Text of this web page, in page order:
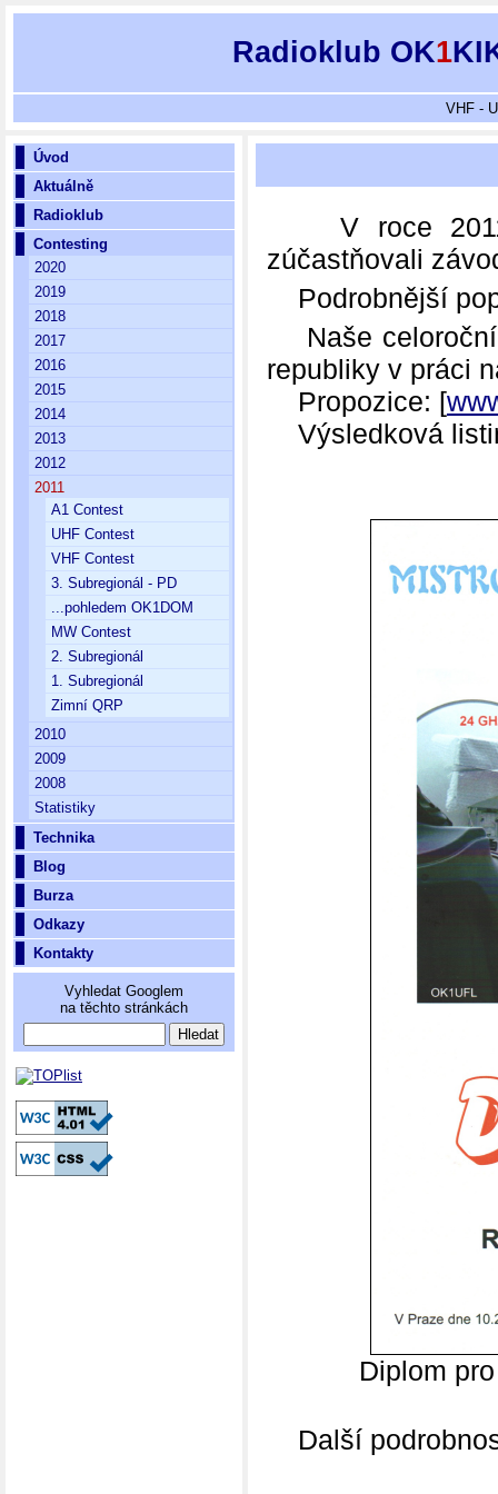
Radioklub OK1
VHF -
Úvod
Aktuálně
Radioklub
Contesting
2020
2019
2018
2017
2016
2015
2014
2013
2012
2011
A1 Contest
UHF Contest
VHF Contest
3. Subregionál - PD
...pohledem OK1DOM
MW Contest
2. Subregionál
1. Subregionál
Zimní QRP
2010
2009
2008
Statistiky
Technika
Blog
Burza
Odkazy
Kontakty
Vyhledat Googlem
na těchto stránkách
V roce 2011
zúčastňovali
Podrobnější
Naše celoroční
republiky v práci
Propozice: [
Výsledková
Diplom
Další